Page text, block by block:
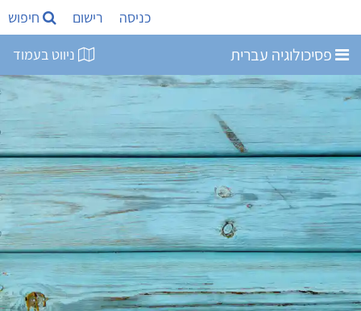
כניסה רישום חיפוש
פסיכולוגיה עברית ניווט בעמוד